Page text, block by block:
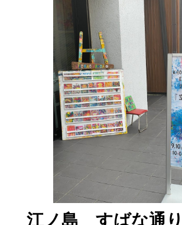
江ノ島 すばな通